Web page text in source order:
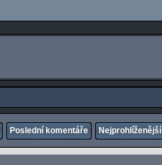
Poslední komentáře Nejprohlíženější